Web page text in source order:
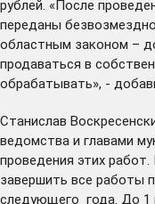
рублей. «После
переданы
областным законом –
продаваться в
обрабатывать», -
Станислав
ведомства и главами
проведения этих
завершить все работы
следующего года. До 1